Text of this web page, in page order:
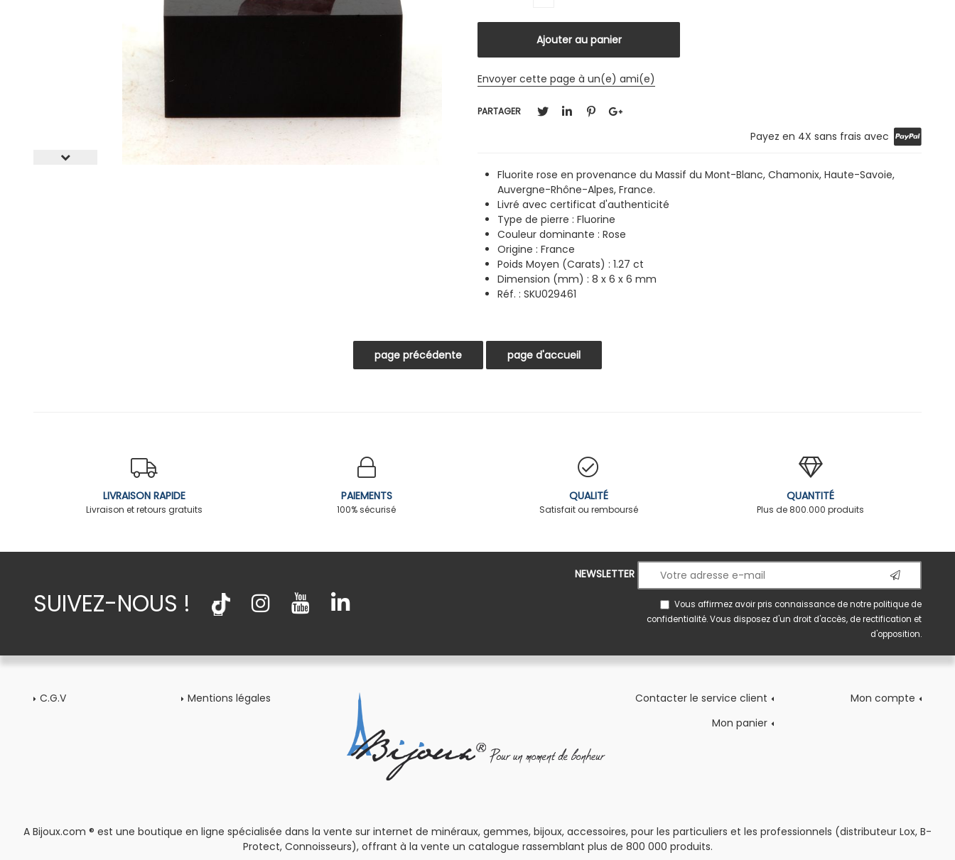
Envoyer cette page à un(e) ami(e)
PARTAGER
Payez en 4X sans frais avec
Fluorite rose en provenance du Massif du Mont-Blanc, Chamonix, Haute-Savoie,
Auvergne-Rhône-Alpes, France.
Livré avec certificat d'authenticité
Type de pierre : Fluorine
Couleur dominante : Rose
Origine : France
Poids Moyen (Carats) : 1.27 ct
Dimension (mm) : 8 x 6 x 6 mm
Réf. : SKU029461
LIVRAISON RAPIDE
Livraison et retours gratuits
PAIEMENTS
100% sécurisé
QUALITÉ
Satisfait ou remboursé
QUANTITÉ
Plus de 800.000 produits
SUIVEZ-NOUS !
NEWSLETTER
Vous affirmez avoir pris connaissance de notrepolitique de
confidentialité. Vous disposez d'un droit d'accès, de rectification et
d'opposition.
C.G.V Mentions légales Contacter le service client
Mon compte
Mon panier
A Bijoux.com ® est une boutique en ligne spécialisée dans la vente sur internet de minéraux, gemmes, bijoux, accessoires, pour les particuliers et les professionnels (distributeur Lox, B-
Protect, Connoisseurs), offrant à la vente un catalogue rassemblant plus de 800 000 produits.